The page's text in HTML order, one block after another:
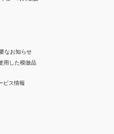
なお知らせ
用した模倣品
ビス情報